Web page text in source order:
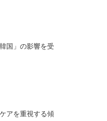
国」の影響を受
アを重視する傾